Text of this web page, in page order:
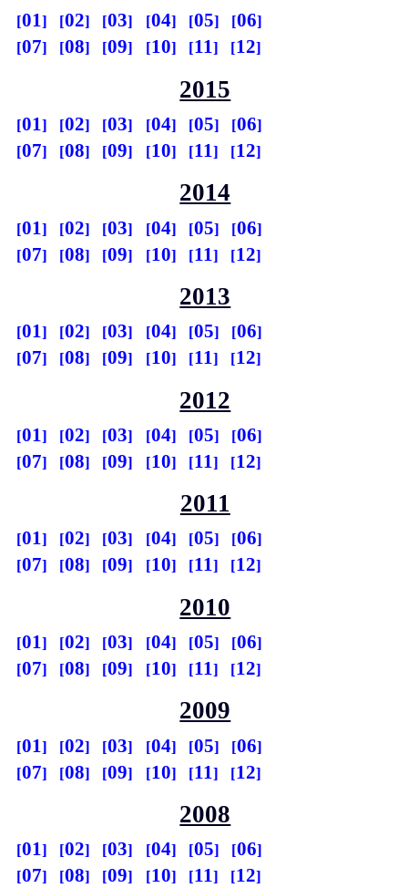
01 02 03 04 05
06
07
08 09 10 11 12
2015
01 02 03 04 05
06
07
08 09 10 11 12
2014
01 02 03 04 05
06
07
08 09 10 11 12
2013
01 02 03 04 05
06
07
08 09 10 11 12
2012
01 02 03 04 05
06
07
08 09 10 11 12
2011
01 02 03 04 05
06
07
08 09 10 11 12
2010
01 02 03 04 05
06
07
08 09 10 11 12
2009
01 02 03 04 05
06
07
08 09 10 11 12
2008
01 02 03 04 05
06
07
08 09 10 11 12